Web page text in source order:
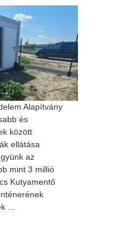
Alapítvány
és
között
ellátása
az
mint 3 millió
Kutyamentő
...